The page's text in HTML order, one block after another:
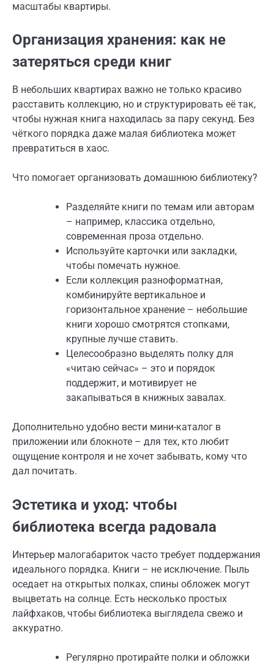
масштабы квартиры.
Организация хранения: как не
затеряться среди книг
В небольших квартирах важно не только красиво
расставить коллекцию, но и структурировать её так,
чтобы нужная книга находилась за пару секунд. Без
чёткого порядка даже малая библиотека может
превратиться в хаос.
Что помогает организовать домашнюю библиотеку?
Разделяйте книги по темам или авторам
– например, классика отдельно,
современная проза отдельно.
Используйте карточки или закладки,
чтобы помечать нужное.
Если коллекция разноформатная,
комбинируйте вертикальное и
горизонтальное хранение – небольшие
книги хорошо смотрятся стопками,
крупные лучше ставить.
Целесообразно выделять полку для
«читаю сейчас» – это и порядок
поддержит, и мотивируeт не
закапываться в книжных завалах.
Дополнительно удобно вести мини-каталог в
приложении или блокноте – для тех, кто любит
ощущение контроля и не хочет забывать, кому что
дал почитать.
Эстетика и уход: чтобы
библиотека всегда радовала
Интерьер малогабариток часто требует поддержания
идеального порядка. Книги – не исключение. Пыль
оседает на открытых полках, спины обложек могут
выцветать на солнце. Есть несколько простых
лайфхаков, чтобы библиотека выглядела свежо и
аккуратно.
Регулярно протирайте полки и обложки